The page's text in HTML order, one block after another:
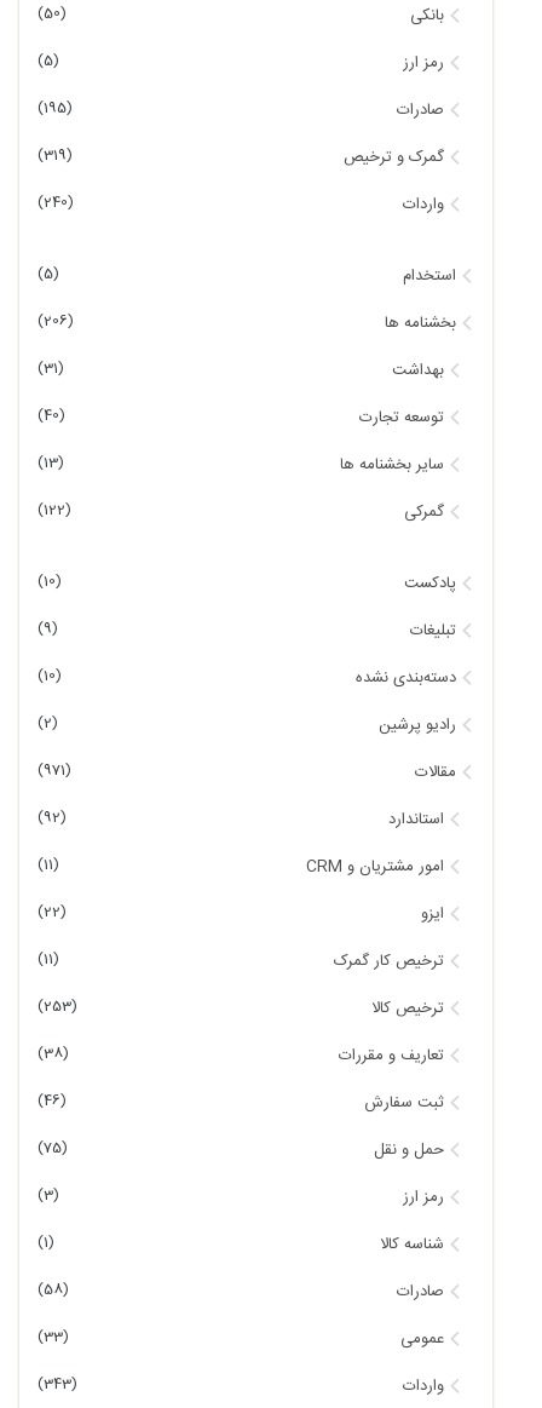
بانکی (50)
رمز ارز (5)
صادرات (195)
گمرک و ترخیص (319)
واردات (240)
استخدام (5)
بخشنامه ها (206)
بهداشت (31)
توسعه تجارت (40)
سایر بخشنامه ها (13)
گمرکی (122)
پادکست (10)
تبلیغات (9)
دسته‌بندی نشده (10)
رادیو پرشین (2)
مقالات (971)
استاندارد (92)
امور مشتریان و CRM (11)
ایزو (22)
ترخیص کار گمرک (11)
ترخیص کالا (253)
تعاریف و مقررات (38)
ثبت سفارش (46)
حمل و نقل (75)
رمز ارز (3)
شناسه کالا (1)
صادرات (58)
عمومی (33)
واردات (343)